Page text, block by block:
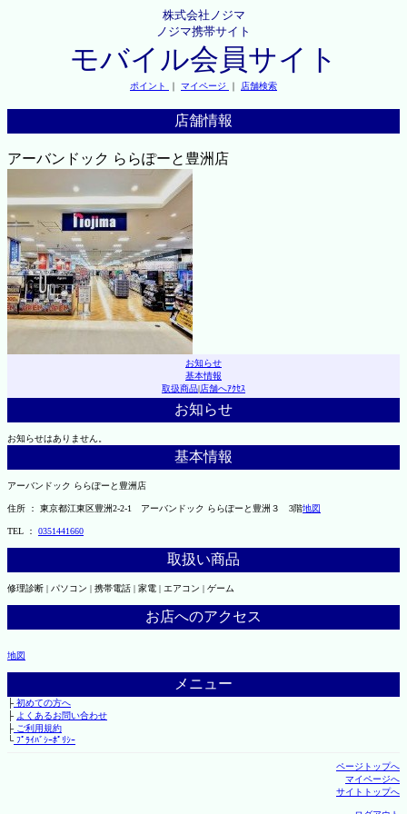
株式会社ノジマ
ノジマ携帯サイト
モバイル会員サイト
ポイント ｜ マイページ ｜ 店舗検索
店舗情報
アーバンドック ららぽーと豊洲店
お知らせ
基本情報
取扱商品|店舗へｱｸｾｽ
お知らせ
お知らせはありません。
基本情報
アーバンドック ららぽーと豊洲店
住所 ： 東京都江東区豊洲2-2-1 アーバンドック ららぽーと豊洲３ 3階地図
TEL ： 0351441660
取扱い商品
修理診断 | パソコン | 携帯電話 | 家電 | エアコン | ゲーム
お店へのアクセス
地図
メニュー
├初めての方へ
├ よくあるお問い合わせ
├ご利用規約
└ﾌﾟﾗｲﾊﾞｼｰﾎﾟﾘｼｰ
ページトップへ
マイページへ
サイトトップへ